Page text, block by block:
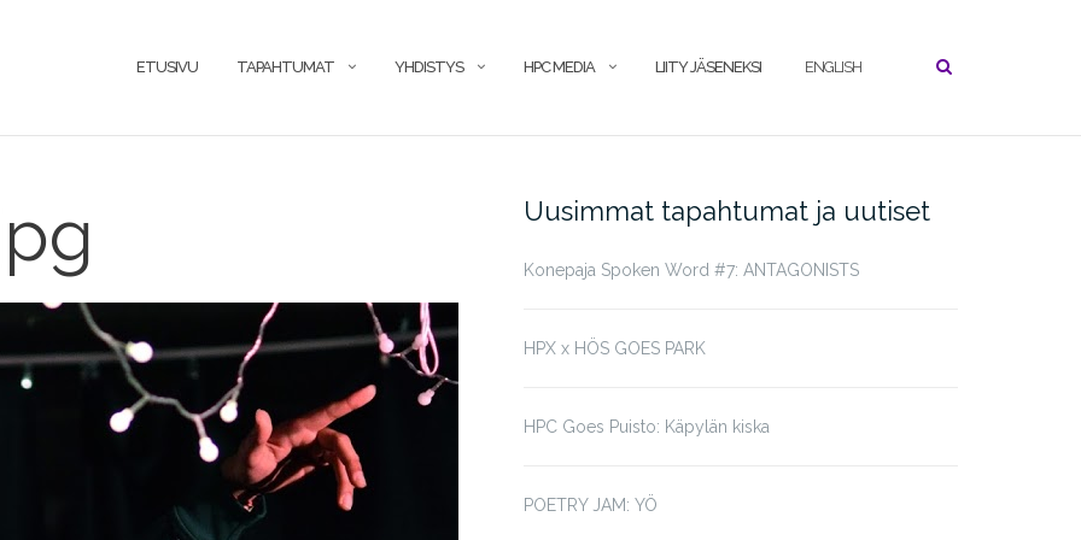
ETUSIVU TAPAHTUMAT YHDISTYS HPC MEDIA LIITY JÄSENEKSI ENGLISH
Uusimmat tapahtumat ja uutiset
Konepaja Spoken Word #7: ANTAGONISTS
HPX x HÖS GOES PARK
HPC Goes Puisto: Käpylän kiska
POETRY JAM: YÖ